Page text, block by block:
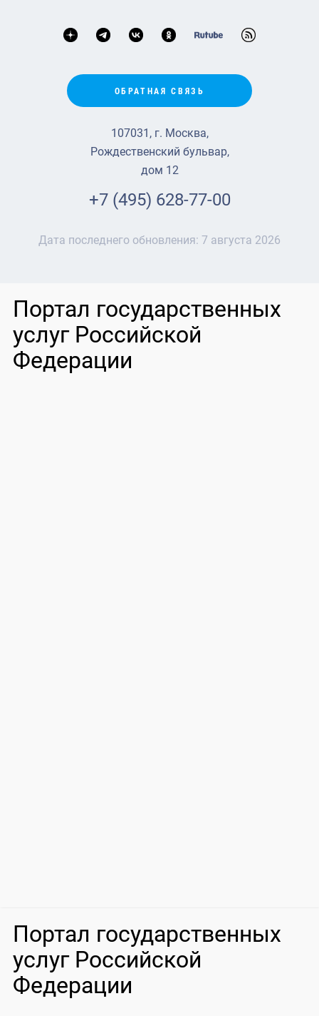
ОБРАТНАЯ СВЯЗЬ
107031, г. Москва,
Рождественский бульвар,
дом 12
+7 (495) 628-77-00
Дата последнего обновления: 7 августа 2026
Портал государственных
услуг Российской
Федерации
Портал государственных
услуг Российской
Федерации